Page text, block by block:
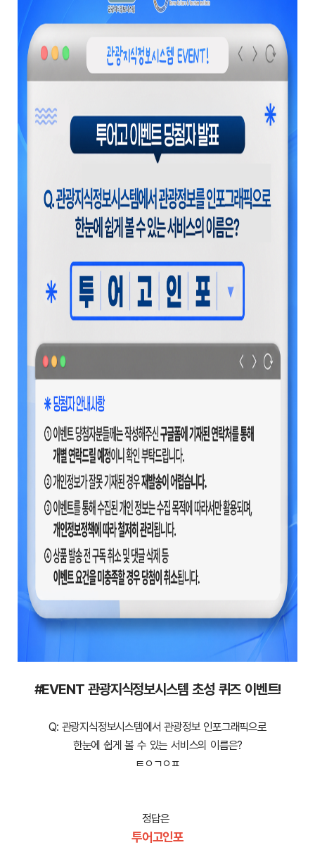
#EVENT 관광지식정보시스템 초성 퀴즈 이벤트!
Q: 관광지식정보시스템에서 관광정보 인포그래픽으로
한눈에 쉽게 볼 수 있는 서비스의 이름은?
ㅌㅇㄱㅇㅍ
정답은
투어고인포